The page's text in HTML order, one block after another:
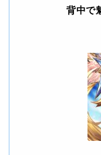
背中で